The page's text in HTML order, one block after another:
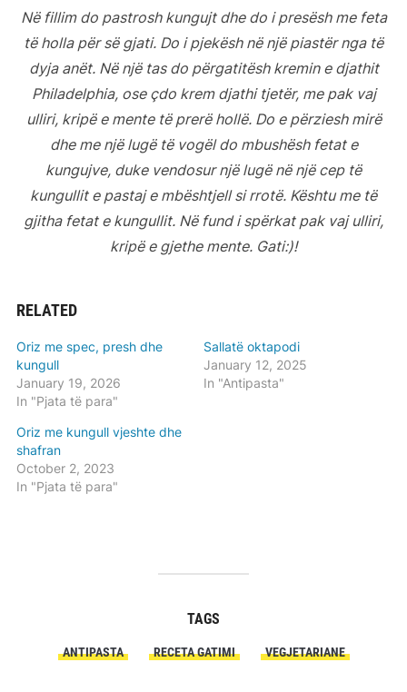
Në fillim do pastrosh kungujt dhe do i presësh me feta
të holla për së gjati. Do i pjekësh në një piastër nga të
dyja anët. Në një tas do përgatitësh kremin e djathit
Philadelphia, ose çdo krem djathi tjetër, me pak vaj
ulliri, kripë e mente të prerë hollë. Do e përziesh mirë
dhe me një lugë të vogël do mbushësh fetat e
kungujve, duke vendosur një lugë në një cep të
kungullit e pastaj e mbështjell si rrotë. Kështu me të
gjitha fetat e kungullit. Në fund i spërkat pak vaj ulliri,
kripë e gjethe mente. Gati:)!
RELATED
Oriz me spec, presh dhe
kungull
January 19, 2026
In "Pjata të para"
Sallatë oktapodi
January 12, 2025
In "Antipasta"
Oriz me kungull vjeshte dhe
shafran
October 2, 2023
In "Pjata të para"
TAGS
ANTIPASTA RECETA GATIMI VEGJETARIANE